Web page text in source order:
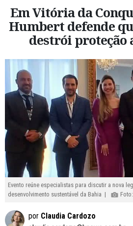
Em Vitória da
Humbert defende
destrói proteção
Evento reúne especialistas para discutir a nova
desenvolvimento sustentável da Bahia |
por Claudia Cardozo